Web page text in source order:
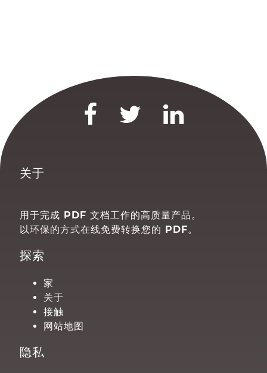
关于
用于完成 PDF 文档工作的高质量产品。
以环保的方式在线免费转换您的 PDF。
探索
家
关于
接触
网站地图
隐私